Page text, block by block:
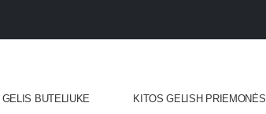
GELIS BUTELIUKE KITOS GELISH PRIEMONĖS